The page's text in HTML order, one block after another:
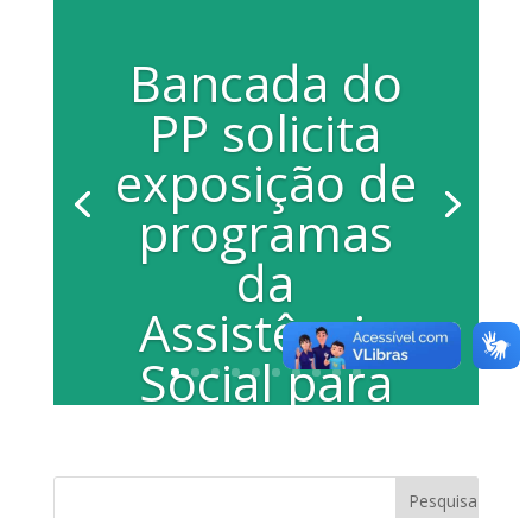
Bancada do
PP solicita
exposição de
programas
da
Assistência
Social para
assessores